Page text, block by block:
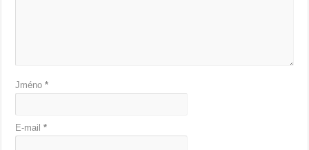
Jméno*
E-mail*